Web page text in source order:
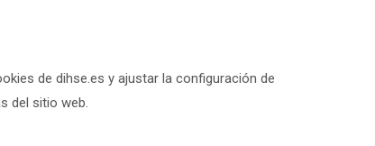
de dihse.es y ajustar la configuración de
del sitio web.